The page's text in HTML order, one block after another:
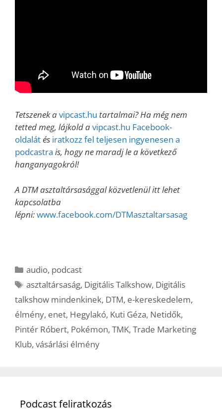
Tetszenek avipcast.hu tartalmai? Ha még nem
tetted meg, lájkold avipcast.hu Facebook-
oldalátés iratkozz fel teljesen ingyenesen a
podcastra is, hogy ne maradj le a következő
hanganyagokról!
A DTM asztaltársasággal közvetlenül itt lehet
kapcsolatba
lépni:www.facebook.com/DTMasztaltarsasag
Kategória
audio, podcast
Címkék
asztaltársaság, Digitális Talkshow, Digitális
talkshow mindenkinek, DTM, e-kereskedelem,
élmény, enet, Hegylakó, Kuti Géza, Netidők,
Pintér Róbert, Pokémon, TMK, Trade Marketing
Klub, vásárlási élmény
Podcast feliratkozás